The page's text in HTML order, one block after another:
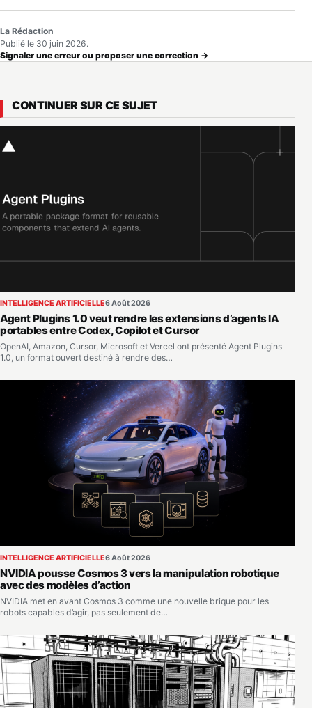
La Rédaction
Publié le 30 juin 2026.
Signaler une erreur ou proposer une correction →
CONTINUER SUR CE SUJET
INTELLIGENCE ARTIFICIELLE6 Août 2026
Agent Plugins 1.0 veut rendre les extensions d’agents IA
portables entre Codex, Copilot et Cursor
OpenAI, Amazon, Cursor, Microsoft et Vercel ont présenté Agent Plugins
1.0, un format ouvert destiné à rendre des…
INTELLIGENCE ARTIFICIELLE6 Août 2026
NVIDIA pousse Cosmos 3 vers la manipulation robotique
avec des modèles d’action
NVIDIA met en avant Cosmos 3 comme une nouvelle brique pour les
robots capables d’agir, pas seulement de…